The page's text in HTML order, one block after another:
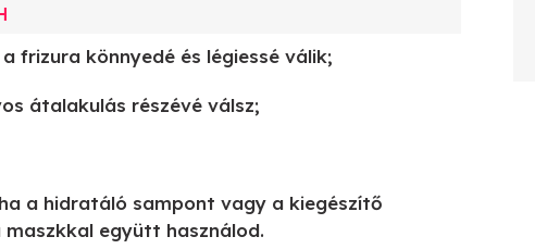
frizura könnyedé és légiessé válik;
átalakulás részévé válsz;
a hidratáló sampont vagy a kiegészítő
együtt használod.